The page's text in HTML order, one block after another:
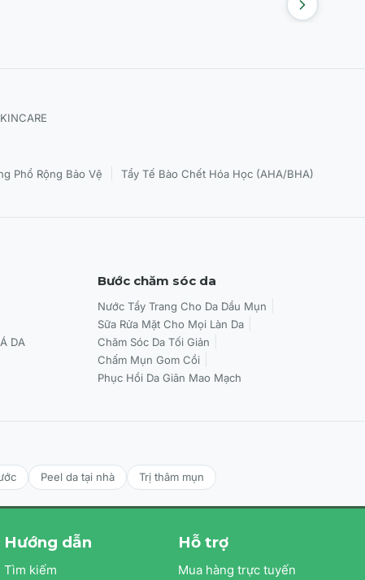
Phổ Rộng Bảo Vệ Tẩy Tế Bào Chết Hóa Học (AHA/BHA)
DA
Bước chăm sóc da
Nước Tẩy Trang Cho Da Dầu Mụn
Sữa Rửa Mặt Cho Mọi Làn Da
Chăm Sóc Da Tối Giản
Chấm Mụn Gom Cồi
Phục Hồi Da Giãn Mao Mạch
Peel da tại nhà Trị thâm mụn
Hướng dẫn
Tìm kiếm
Hỗ trợ
Mua hàng trực tuyến